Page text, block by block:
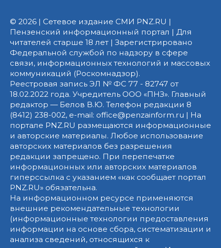
© 2026 | Сетевое издание СМИ PNZ.RU |
Пензенский информационный портал | Для
читателей старше 18 лет | Зарегистрировано
Федеральной службой по надзору в сфере
связи, информационных технологий и массовых
коммуникаций (Роскомнадзор).
Реестровая запись ЭЛ № ФС 77 - 82747 от
18.02.2022 года. Учредитель ООО «ПНЗ». Главный
редактор — Белов В.Ю. Телефон редакции 8
(8412) 238-002, e-mail: office@penzainform.ru | На
портале PNZ.RU размещаются информационные
и авторские материалы. Любое использование
авторских материалов без разрешения
редакции запрещено. При перепечатке
информационных или авторских материалов
гиперссылка с указанием «как сообщает портал
PNZ.RU» обязательна.
На информационном ресурсе применяются
внешние рекомендательные технологии
(информационные технологии предоставления
информации на основе сбора, систематизации и
анализа сведений, относящихся к